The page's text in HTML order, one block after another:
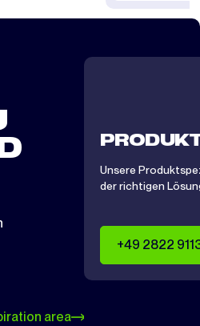
area
Unsere
der richtigen
+49 2822